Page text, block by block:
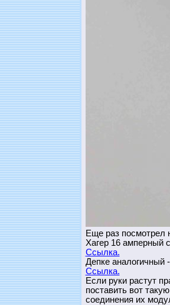
Еще раз посмотрел
Хагер 16 амперный
Ссылка.
Депке аналогичный
Ссылка.
Если руки растут
поставить вот
соединения их